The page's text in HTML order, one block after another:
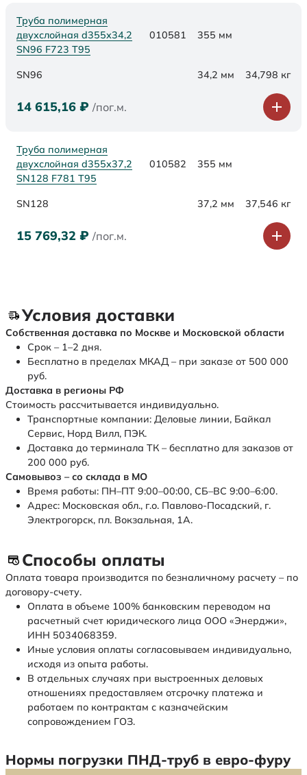
Труба полимерная
двухслойная d355х34,2
SN96 F723 Т95
010581 355 мм
SN96 34,2 мм 34,798 кг
14 615,16 ₽ /пог.м.
Труба полимерная
двухслойная d355х37,2
SN128 F781 Т95
010582 355 мм
SN128 37,2 мм 37,546 кг
15 769,32 ₽ /пог.м.
Условия доставки
Собственная доставка по Москве и Московской области
Срок – 1–2 дня.
Бесплатно в пределах МКАД – при заказе от 500 000
руб.
Доставка в регионы РФ
Стоимость рассчитывается индивидуально.
Транспортные компании: Деловые линии, Байкал
Сервис, Норд Вилл, ПЭК.
Доставка до терминала ТК – бесплатно для заказов от
200 000 руб.
Самовывоз – со склада в МО
Время работы: ПН–ПТ 9:00–00:00, СБ–ВС 9:00–6:00.
Адрес: Московская обл., г.о. Павлово-Посадский, г.
Электрогорск, пл. Вокзальная, 1А.
Способы оплаты
Оплата товара производится по безналичному расчету – по
договору-счету.
Оплата в объеме 100% банковским переводом на
расчетный счет юридического лица ООО «Энерджи»,
ИНН 5034068359.
Иные условия оплаты согласовываем индивидуально,
исходя из опыта работы.
В отдельных случаях при выстроенных деловых
отношениях предоставляем отсрочку платежа и
работаем по контрактам с казначейским
сопровождением ГОЗ.
Нормы погрузки ПНД-труб в евро-фуру